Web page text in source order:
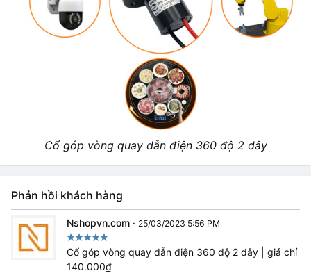
Cổ góp vòng quay dẫn điện 360 độ 2 dây
Phản hồi khách hàng
Nshopvn.com · 25/03/2023 5:56 PM
Cổ góp vòng quay dẫn điện 360 độ 2 dây | giá chỉ
140.000₫